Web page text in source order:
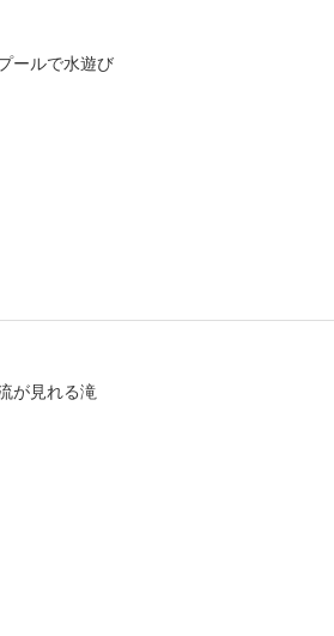
ールで水遊び
が見れる滝